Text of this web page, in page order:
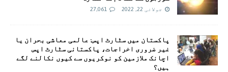
جولائی 22, 2022 27,061
پاکستان میں سٹارٹ اپس: عالمی معاشی بحران یا
غیر ضروری اخراجات، پاکستانی سٹارٹ اپس
اچانک ملازمین کو نوکریوں سے کیوں نکالنے لگے
ہیں؟